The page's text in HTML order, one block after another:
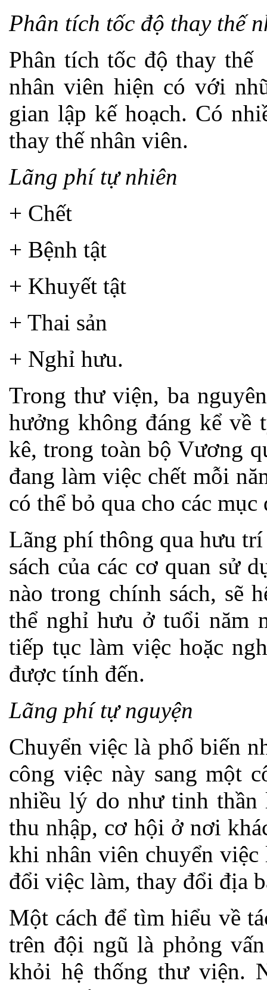
Phân tích tốc độ thay thế
Phân tích tốc độ thay
nhân viên hiện có với
gian lập kế hoạch. Có
thay thế nhân viên.
Lãng phí tự nhiên
+ Chết
+ Bệnh tật
+ Khuyết tật
+ Thai sản
+ Nghỉ hưu.
Trong thư viện, ba
hưởng không đáng kể
kê, trong toàn bộ Vương
đang làm việc chết mỗi
có thể bỏ qua cho các
Lãng phí thông qua hưu
sách của các cơ quan sử
nào trong chính sách, sẽ
thể nghỉ hưu ở tuổi năm
tiếp tục làm việc hoặc
được tính đến.
Lãng phí tự nguyện
Chuyển việc là phổ biến
công việc này sang một
nhiều lý do như tinh thần
thu nhập, cơ hội ở nơi
khi nhân viên chuyển
đổi việc làm, thay đổi địa
Một cách để tìm hiểu về
trên đội ngũ là phỏng
khỏi hệ thống thư viện.